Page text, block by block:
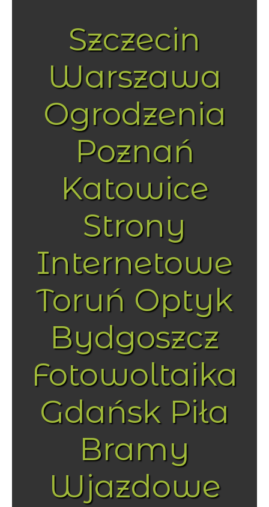
Szczecin
Warszawa
Ogrodzenia
Poznań
Katowice
Strony
Internetowe
Toruń Optyk
Bydgoszcz
Fotowoltaika
Gdańsk Piła
Bramy
Wjazdowe